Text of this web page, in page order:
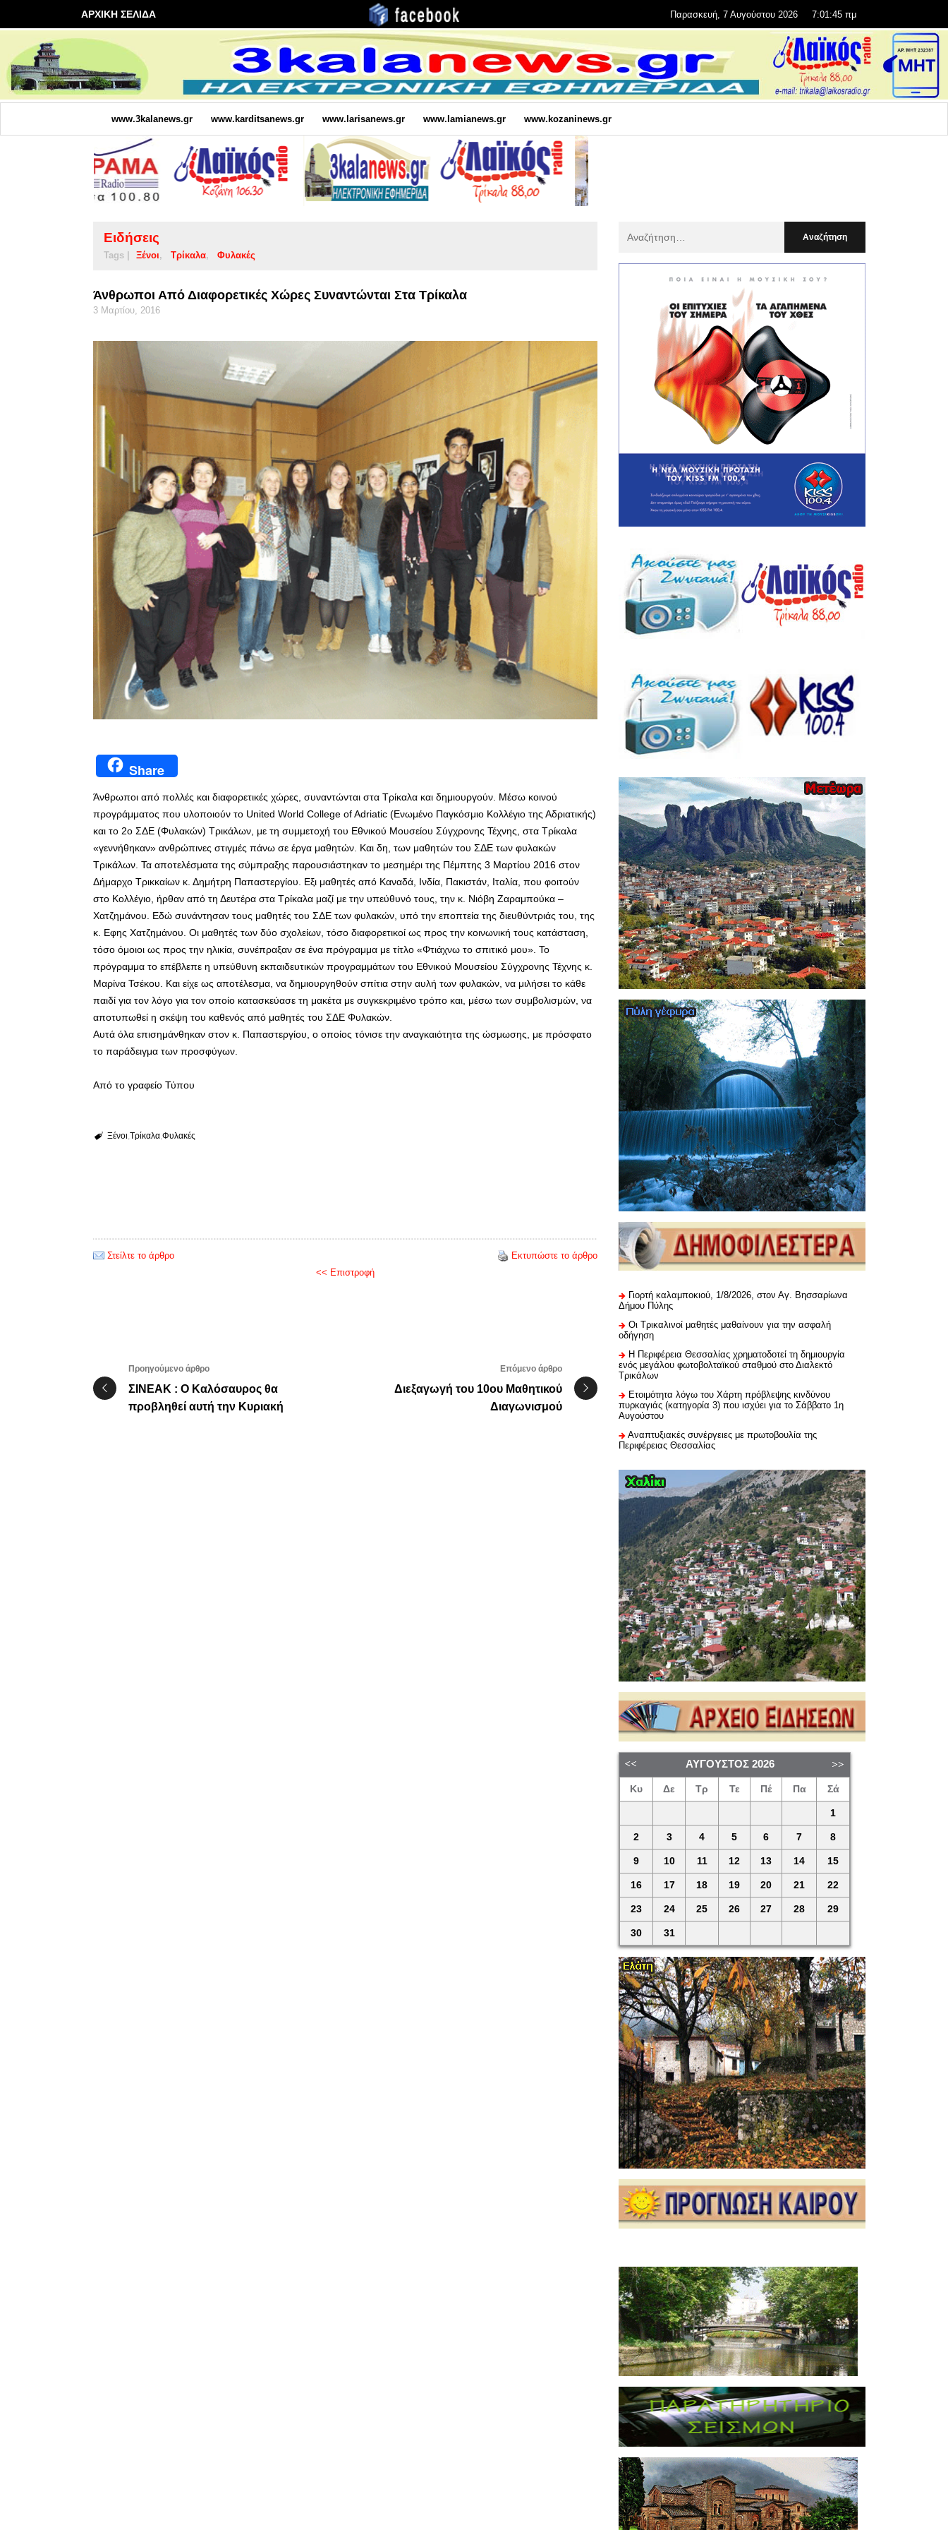
ΑΡΧΙΚΗ ΣΕΛΙΔΑ Παρασκευή, 7 Αυγούστου 2026 7:01:47 πμ
www.3kalanews.gr www.karditsanews.gr www.larisanews.gr www.lamianews.gr www.kozaninews.gr
Ειδήσεις
Tags | Ξένοι Τρίκαλα Φυλακές
Άνθρωποι Από Διαφορετικές Χώρες Συναντώνται Στα Τρίκαλα
3 Μαρτίου, 2016
Share
Άνθρωποι από πολλές και διαφορετικές χώρες, συναντώνται στα Τρίκαλα και δημιουργούν. Μέσω κοινού
προγράμματος που υλοποιούν το United World College of Adriatic (Ενωμένο Παγκόσμιο Κολλέγιο της Αδριατικής)
και το 2ο ΣΔΕ (Φυλακών) Τρικάλων, με τη συμμετοχή του Εθνικού Μουσείου Σύγχρονης Τέχνης, στα Τρίκαλα
«γεννήθηκαν» ανθρώπινες στιγμές πάνω σε έργα μαθητών. Και δη, των μαθητών του ΣΔΕ των φυλακών
Τρικάλων. Τα αποτελέσματα της σύμπραξης παρουσιάστηκαν το μεσημέρι της Πέμπτης 3 Μαρτίου 2016 στον
Δήμαρχο Τρικκαίων κ. Δημήτρη Παπαστεργίου. Εξι μαθητές από Καναδά, Ινδία, Πακιστάν, Ιταλία, που φοιτούν
στο Κολλέγιο, ήρθαν από τη Δευτέρα στα Τρίκαλα μαζί με την υπεύθυνό τους, την κ. Νιόβη Ζαραμπούκα –
Χατζημάνου. Εδώ συνάντησαν τους μαθητές του ΣΔΕ των φυλακών, υπό την εποπτεία της διευθύντριάς του, της
κ. Εφης Χατζημάνου. Οι μαθητές των δύο σχολείων, τόσο διαφορετικοί ως προς την κοινωνική τους κατάσταση,
τόσο όμοιοι ως προς την ηλικία, συνέπραξαν σε ένα πρόγραμμα με τίτλο «Φτιάχνω το σπιτικό μου». Το
πρόγραμμα το επέβλεπε η υπεύθυνη εκπαιδευτικών προγραμμάτων του Εθνικού Μουσείου Σύγχρονης Τέχνης κ.
Μαρίνα Τσέκου. Και είχε ως αποτέλεσμα, να δημιουργηθούν σπίτια στην αυλή των φυλακών, να μιλήσει το κάθε
παιδί για τον λόγο για τον οποίο κατασκεύασε τη μακέτα με συγκεκριμένο τρόπο και, μέσω των συμβολισμών, να
αποτυπωθεί η σκέψη του καθενός από μαθητές του ΣΔΕ Φυλακών.
Αυτά όλα επισημάνθηκαν στον κ. Παπαστεργίου, ο οποίος τόνισε την αναγκαιότητα της ώσμωσης, με πρόσφατο
το παράδειγμα των προσφύγων.
Από το γραφείο Τύπου
Ξένοι Τρίκαλα Φυλακές
Στείλτε το άρθρο
Εκτυπώστε το άρθρο
<< Επιστροφή
Προηγούμενο άρθρο
ΣΙΝΕΑΚ : Ο Καλόσαυρος θα
προβληθεί αυτή την Κυριακή
Επόμενο άρθρο
Διεξαγωγή του 10ου Μαθητικού
Διαγωνισμού
:
Γιορτή καλαμποκιού, 1/8/2026, στον Αγ. Βησσαρίωνα
Δήμου Πύλης
Οι Τρικαλινοί μαθητές μαθαίνουν για την ασφαλή
οδήγηση
H Περιφέρεια Θεσσαλίας χρηματοδοτεί τη δημιουργία
ενός μεγάλου φωτοβολταϊκού σταθμού στο Διαλεκτό
Τρικάλων
Ετοιμότητα λόγω του Χάρτη πρόβλεψης κινδύνου
πυρκαγιάς (κατηγορία 3) που ισχύει για το Σάββατο 1η
Αυγούστου
Αναπτυξιακές συνέργειες με πρωτοβουλία της
Περιφέρειας Θεσσαλίας
ΑΎΓΟΥΣΤΟΣ 2026
Κυ Δε Τρ Τε Πέ Πα Σά
1
2 3 4 5 6 7 8
9 10 11 12 13 14 15
16 17 18 19 20 21 22
23 24 25 26 27 28 29
30 31